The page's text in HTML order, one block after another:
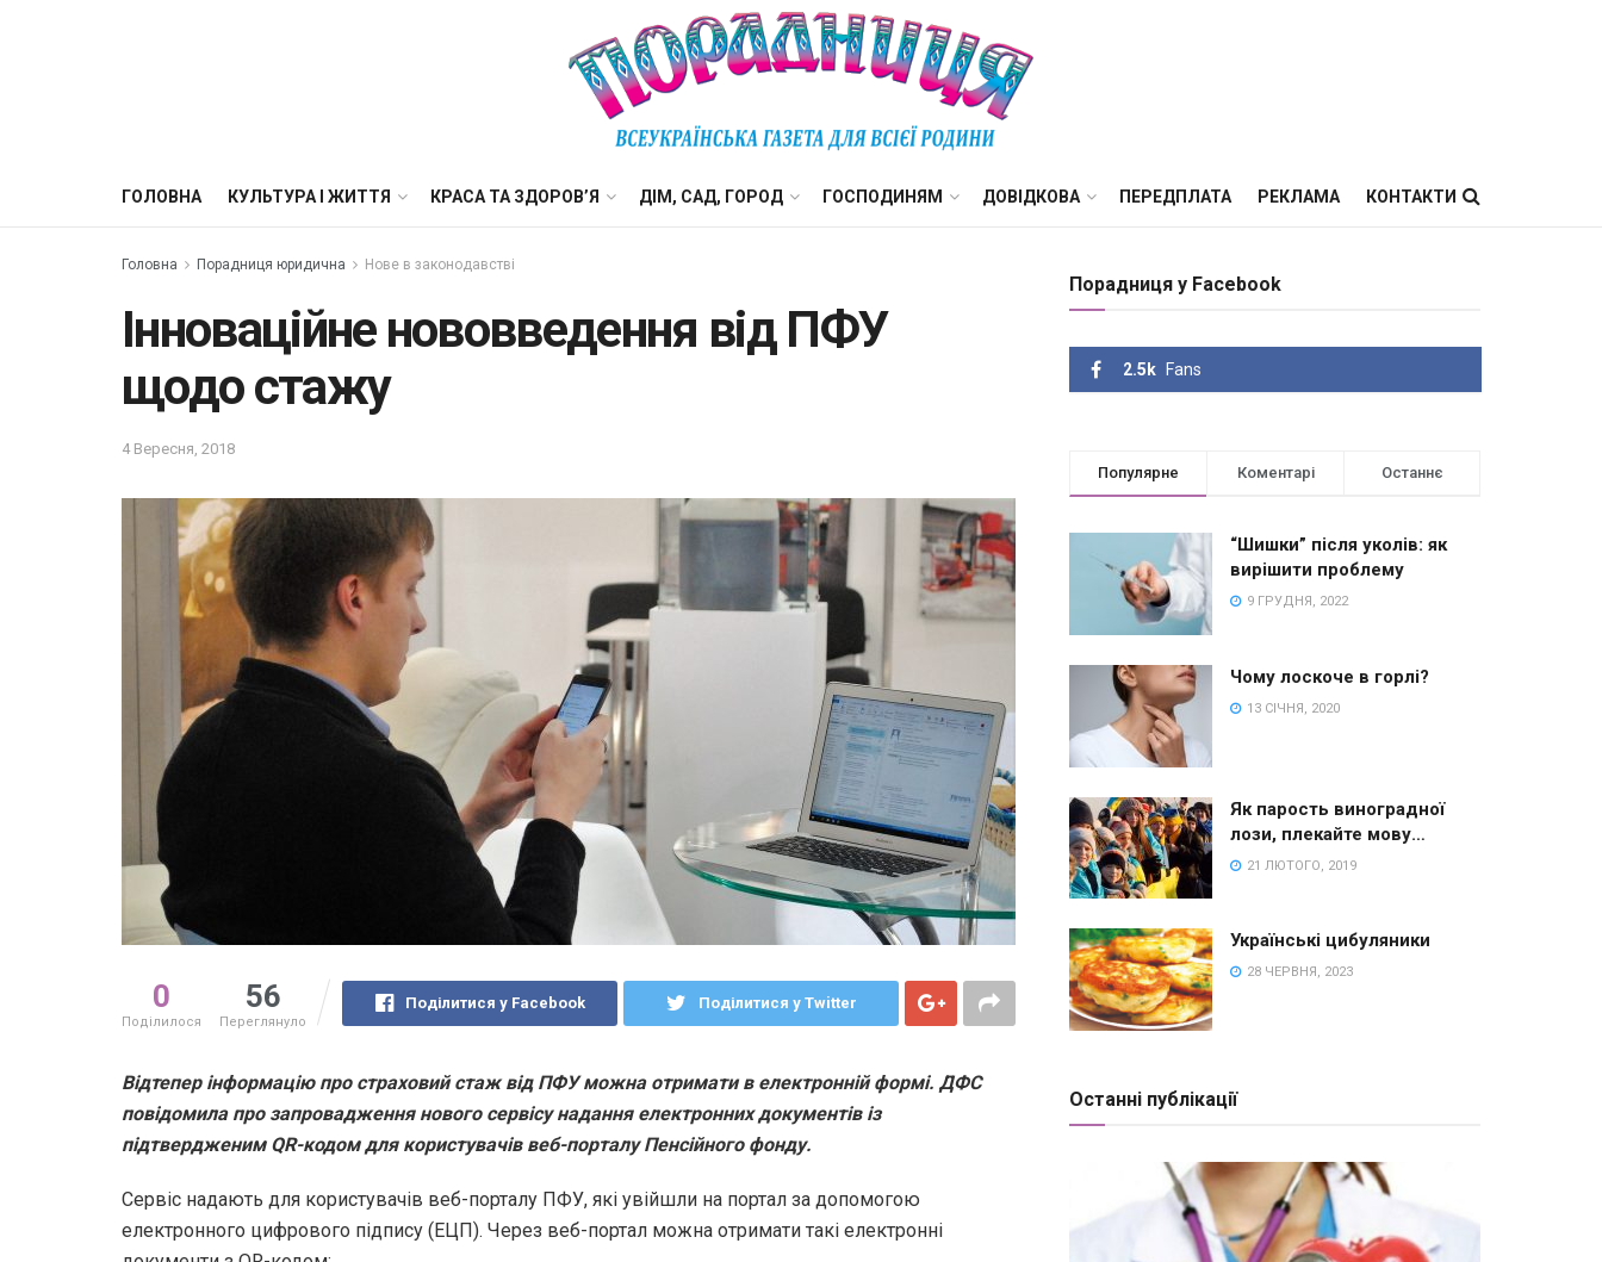
ГОЛОВНА КУЛЬТУРА І ЖИТТЯ КРАСА ТА ЗДОРОВ’Я ДІМ, САД, ГОРОД ГОСПОДИНЯМ ДОВІДКОВА ПЕРЕДПЛАТА РЕКЛАМА КОНТАКТИ
Головна Порадниця юридична Нове в законодавстві
Інноваційне нововведення від ПФУ
щодо стажу
4 Вересня, 2018
0
Поділилося
56
Переглянуло
Поділитися у Facebook Поділитися у Twitter
Відтепер інформацію про страховий стаж від ПФУ можна отримати в електронній формі. ДФС
повідомила про запровадження нового сервісу надання електронних документів із
підтвердженим QR-кодом для користувачів веб-порталу Пенсійного фонду.
Сервіс надають для користувачів веб-порталу ПФУ, які увійшли на портал за допомогою
електронного цифрового підпису (ЕЦП). Через веб-портал можна отримати такі електронні
Порадниця у Facebook
2.5k Fans
Популярне Коментарі Останнє
“Шишки” після уколів: як
вирішити проблему
9 ГРУДНЯ, 2022
Чому лоскоче в горлі?
13 СІЧНЯ, 2020
Як парость виноградної
лози, плекайте мову…
21 ЛЮТОГО, 2019
Українські цибуляники
28 ЧЕРВНЯ, 2023
Останні публікації